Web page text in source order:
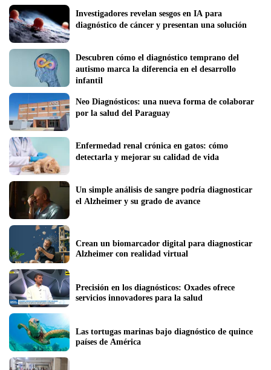
Investigadores revelan sesgos en IA para
diagnóstico de cáncer y presentan una solución
Descubren cómo el diagnóstico temprano del
autismo marca la diferencia en el desarrollo
infantil
Neo Diagnósticos: una nueva forma de colaborar
por la salud del Paraguay
Enfermedad renal crónica en gatos: cómo
detectarla y mejorar su calidad de vida
Un simple análisis de sangre podría diagnosticar
Crean un biomarcador digital para diagnosticar
Alzheimer con realidad virtual
Precisión en los diagnósticos: Oxades ofrece
servicios innovadores para la salud
Las tortugas marinas bajo diagnóstico de quince